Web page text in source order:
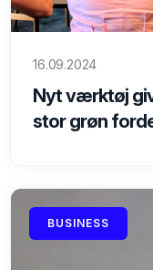
16.09.2024
Nyt værktøj
stor grøn
BUSINESS